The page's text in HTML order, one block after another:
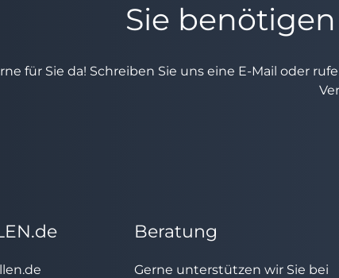
Sie
für Sie da! Schreiben Sie uns eine E-Mail oder
Beratung
Gerne unterstützen wir Sie bei